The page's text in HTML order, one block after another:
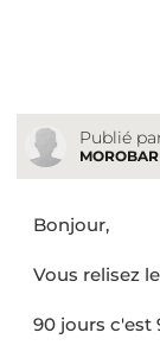
Publié
MOROBAR
Bonjour,
Vous relisez
90 jours c'est